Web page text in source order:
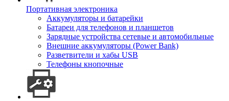
Портативная электроника
Аккумуляторы и батарейки
Батареи для телефонов и планшетов
Зарядные устройства сетевые и автомобильные
Внешние аккумуляторы (Power Bank)
Разветвители и хабы USB
Телефоны кнопочные